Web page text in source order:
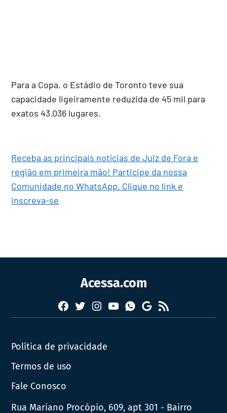
Para a Copa, o Estádio de Toronto teve sua
capacidade ligeiramente reduzida de 45 mil para
exatos 43.036 lugares.
Receba as principais notícias de Juiz de Fora e
região em primeira mão! Participe da nossa
Comunidade no WhatsApp. Clique no link e
inscreva-se
Acessa.com
Facebook
TwitterInstagram
YouTubeWhatsapp
Google
News
RSS
Política de privacidade
Termos de uso
Fale Conosco
Rua Mariano Procópio, 609, apt 301 - Bairro